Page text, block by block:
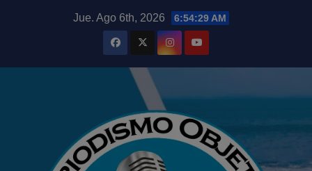
Jue. Ago 6th, 2026 6:54:31 AM
modal-check